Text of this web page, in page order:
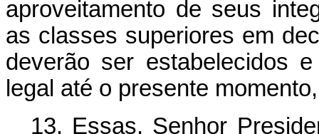
aproveitamento de seus
as classes superiores em
deverão ser estabelecidos
legal até o presente
13. Essas, Senhor